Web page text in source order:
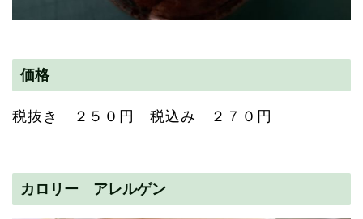
価格
税抜き ２５０円 税込み ２７０円
カロリー アレルゲン